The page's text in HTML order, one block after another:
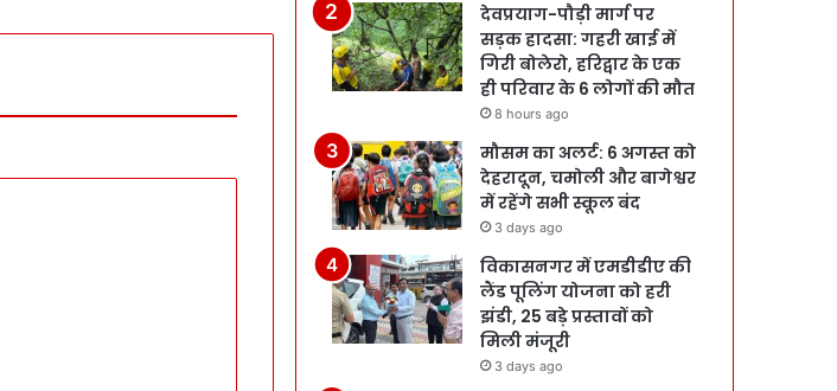
देवप्रयाग-पौड़ी मार्ग पर
सड़क हादसा: गहरी खाई में
गिरी बोलेरो, हरिद्वार के एक
ही परिवार के 6 लोगों की मौत
8 hours ago
मौसम का अलर्ट: 6 अगस्त को
देहरादून, चमोली और बागेश्वर
में रहेंगे सभी स्कूल बंद
3 days ago
विकासनगर में एमडीडीए की
लैंड पूलिंग योजना को हरी
झंडी, 25 बड़े प्रस्तावों को
मिली मंजूरी
3 days ago